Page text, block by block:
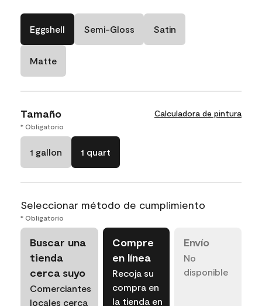
Eggshell Semi-Gloss Satin
Matte
Tamaño Calculadora de pintura
* Obligatorio
1 gallon 1 quart
Seleccionar método de cumplimiento
* Obligatorio
Buscar una
tienda
cerca suyo
Comerciantes
locales cerca
Compre
en línea
Recoja su
compra en
la tienda en
Envío
No
disponible